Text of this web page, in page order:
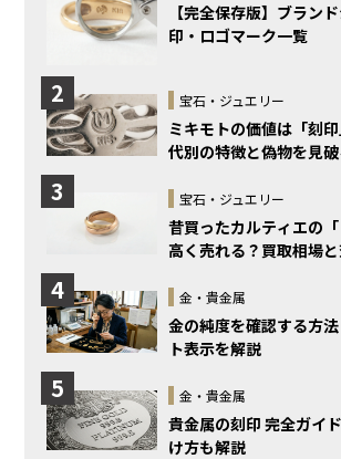
【完全保存版】ブラン
印・ロゴマーク一覧
2 宝石・ジュエリー
ミキモトの価値は「刻
代別の特徴と偽物を見
3 宝石・ジュエリー
昔買ったカルティエの
高く売れる？買取相場
4 金・貴金属
金の純度を確認する方
ト表示を解説
5 金・貴金属
貴金属の刻印 完全ガイ
け方も解説